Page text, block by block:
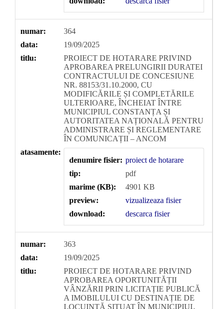
numar:
364
data:
19/09/2025
titlu:
PROIECT DE HOTARARE PRIVIND
APROBAREA PRELUNGIRII DURATEI
CONTRACTULUI DE CONCESIUNE
NR. 88153/31.10.2000, CU
MODIFICĂRILE ȘI COMPLETĂRILE
ULTERIOARE, ÎNCHEIAT ÎNTRE
MUNICIPIUL CONSTANȚA ȘI
AUTORITATEA NAȚIONALĂ PENTRU
ADMINISTRARE ȘI REGLEMENTARE
ÎN COMUNICAȚII – ANCOM
atasamente:
denumire fisier: proiect de hotarare
tip:
pdf
marime (KB):
4901 KB
preview:
vizualizeaza fisier
download:
descarca fisier
numar:
363
data:
19/09/2025
titlu:
PROIECT DE HOTARARE PRIVIND
APROBAREA OPORTUNITĂȚII
VÂNZĂRII PRIN LICITAȚIE PUBLICĂ
A IMOBILULUI CU DESTINAȚIE DE
LOCUINȚĂ SITUAT ÎN MUNICIPIUL